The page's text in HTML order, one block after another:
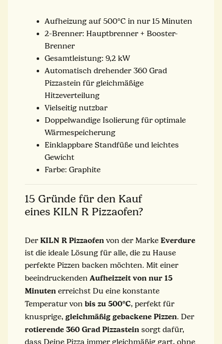
Aufheizung auf 500°C in nur 15 Minuten
2-Brenner: Hauptbrenner + Booster-
Brenner
Gesamtleistung: 9,2 kW
Automatisch drehender 360 Grad
Pizzastein für gleichmäßige
Hitzeverteilung
Vielseitig nutzbar
Doppelwandige Isolierung für optimale
Wärmespeicherung
Einklappbare Standfüße und leichtes
Gewicht
Farbe: Graphite
15 Gründe für den Kauf
eines KILN R Pizzaofen?
Der KILN R Pizzaofen von der Marke Everdure
ist die ideale Lösung für alle, die zu Hause
perfekte Pizzen backen möchten. Mit einer
beeindruckenden Aufheizzeit von nur 15
Minuten erreichst Du eine konstante
Temperatur von bis zu 500°C, perfekt für
knusprige, gleichmäßig gebackene Pizzen. Der
rotierende 360 Grad Pizzastein sorgt dafür,
dass Deine Pizza immer gleichmäßig gart, ohne